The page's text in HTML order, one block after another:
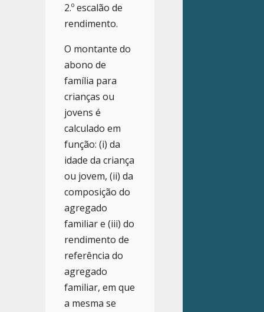
2.º escalão de
rendimento.
O montante do
abono de
família para
crianças ou
jovens é
calculado em
função: (i) da
idade da criança
ou jovem, (ii) da
composição do
agregado
familiar e (iii) do
rendimento de
referência do
agregado
familiar, em que
a mesma se